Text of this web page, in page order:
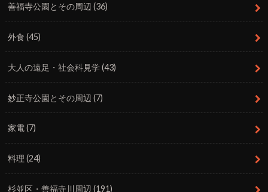
善福寺公園とその周辺(36)
外食(45)
大人の遠足・社会科見学(43)
妙正寺公園とその周辺(7)
家電(7)
料理(24)
杉並区・善福寺川周辺(191)